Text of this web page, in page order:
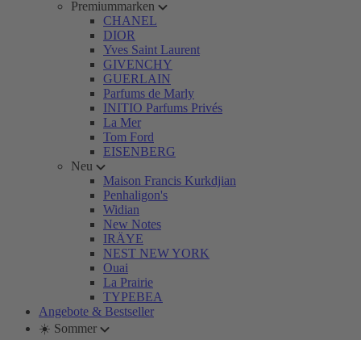
Premiummarken
CHANEL
DIOR
Yves Saint Laurent
GIVENCHY
GUERLAIN
Parfums de Marly
INITIO Parfums Privés
La Mer
Tom Ford
EISENBERG
Neu
Maison Francis Kurkdjian
Penhaligon's
Widian
New Notes
IRÄYE
NEST NEW YORK
Ouai
La Prairie
TYPEBEA
Angebote & Bestseller
☀️ Sommer